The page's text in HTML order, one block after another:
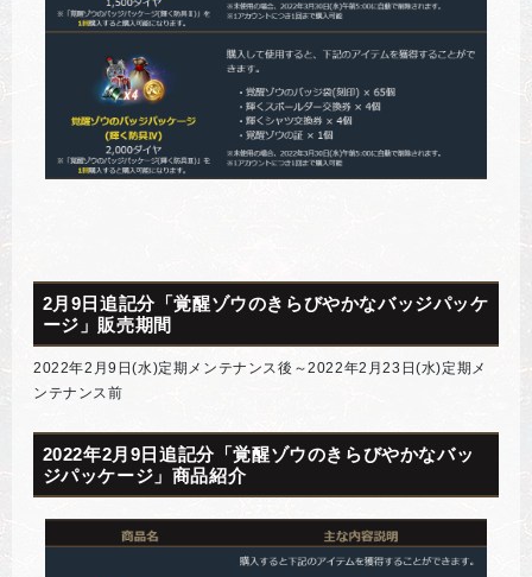
2月9日追記分「覚醒ゾウのきらびやかなバッジパッケ
ージ」販売期間
2022年2月9日(水)定期メンテナンス後～2022年2月23日(水)定期メ
ンテナンス前
2022年2月9日追記分「覚醒ゾウのきらびやかなバッ
ジパッケージ」商品紹介